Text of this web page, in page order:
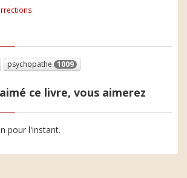
psychopathe 1009
ce livre, vous aimerez
pour l'instant.